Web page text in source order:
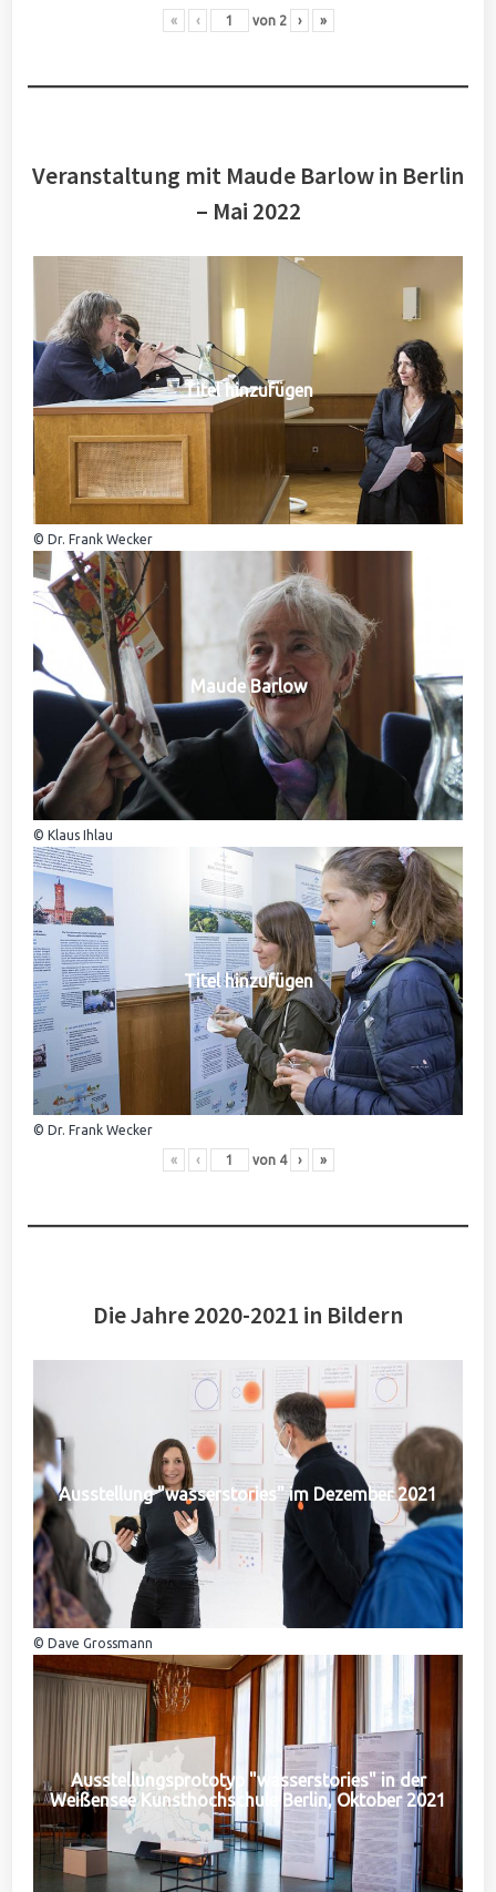
« ‹ von 2 › »
Veranstaltung mit Maude Barlow in Berlin
– Mai 2022
Titel hinzufügen
© Dr. Frank Wecker
Maude Barlow
© Klaus Ihlau
Titel hinzufügen
© Dr. Frank Wecker
« ‹ von 4 › »
Die Jahre 2020-2021 in Bildern
Ausstellung "wasserstories" im Dezember 2021
© Dave Grossmann
Ausstellungsprototyp "wasserstories" in der
Weißensee Kunsthochschule Berlin, Oktober 2021